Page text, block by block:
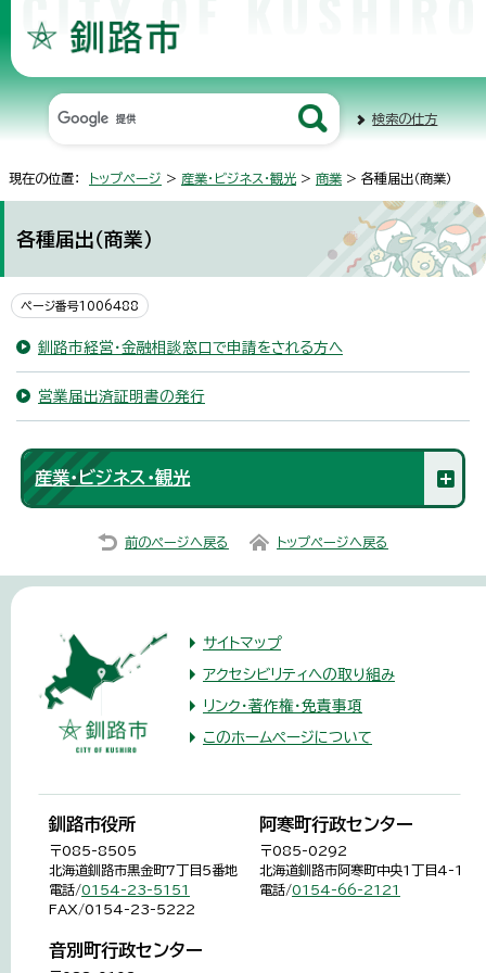
検索の仕方
現在の位置： トップページ > 産業・ビジネス・観光 > 商業 > 各種届出（商業）
各種届出（商業）
ページ番号1006488
釧路市経営・金融相談窓口で申請をされる方へ
営業届出済証明書の発行
産業・ビジネス・観光
前のページへ戻る トップページへ戻る
サイトマップ
アクセシビリティへの取り組み
リンク・著作権・免責事項
このホームページについて
釧路市役所
〒085-8505
北海道釧路市黒金町7丁目5番地
電話/0154-23-5151
FAX/0154-23-5222
阿寒町行政センター
〒085-0292
北海道釧路市阿寒町中央1丁目4-1
電話/0154-66-2121
音別町行政センター